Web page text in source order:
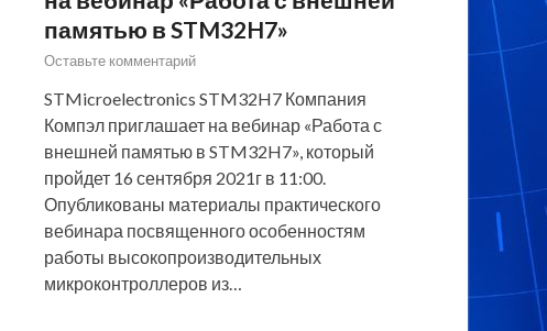
памятью в STM32H7»
Оставьте комментарий
STMicroelectronics STM32H7 Компания
Компэл приглашает на вебинар «Работа с
внешней памятью в STM32H7», который
пройдет 16 сентября 2021г в 11:00.
Опубликованы материалы практического
вебинара посвященного особенностям
работы высокопроизводительных
микроконтроллеров из…